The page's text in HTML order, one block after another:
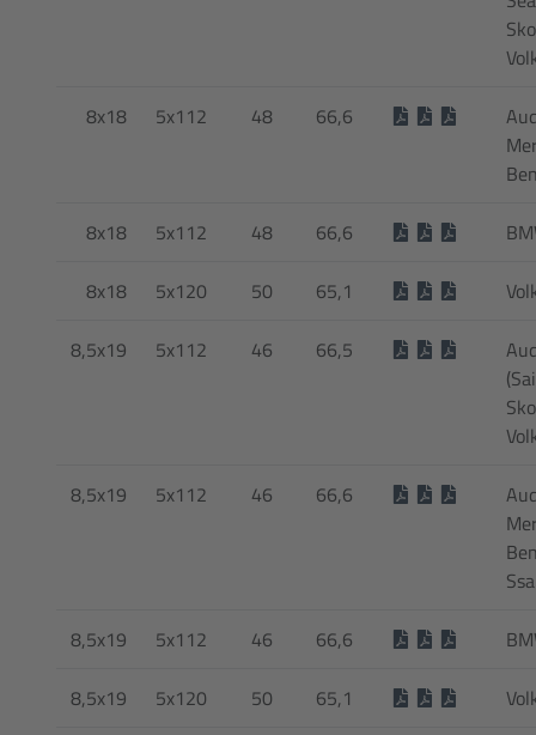
8x18 5x112 48 66,6
8x18 5x112 48 66,6
8x18 5x120 50 65,1
8,5x19 5x112 46 66,5
8,5x19 5x112 46 66,6
8,5x19 5x112 46 66,6
8,5x19 5x120 50 65,1